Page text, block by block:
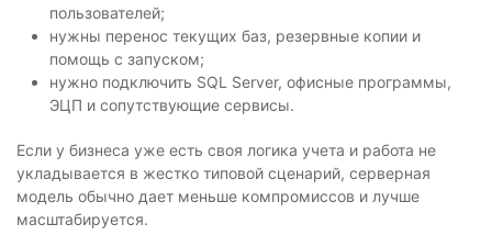
пользователей;
нужны перенос текущих баз, резервные копии и
помощь с запуском;
нужно подключить SQL Server, офисные программы,
ЭЦП и сопутствующие сервисы.
Если у бизнеса уже есть своя логика учета и работа не
укладывается в жестко типовой сценарий, серверная
модель обычно дает меньше компромиссов и лучше
масштабируется.